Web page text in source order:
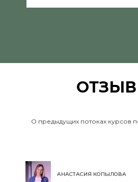
О предыдущих потоках курсов
АНАСТАСИЯ КОПЫЛОВА